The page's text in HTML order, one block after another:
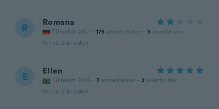
R Romana
Tilmeldt 2017 · 175 anmeldelser · 5 overførsler
for ca. 2 år siden
E Ellen
Tilmeldt 2015 · 7 anmeldelser · 2 overførsler
for ca. 2 år siden